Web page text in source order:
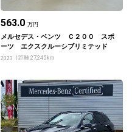
563.0 万円
メルセデス・ベンツ Ｃ２００ スポ
ーツ エクスクルーシブリミテッド
2023 距離 27,245km